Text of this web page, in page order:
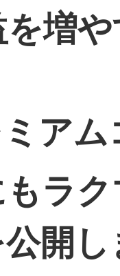
増
ア
ラ
開し